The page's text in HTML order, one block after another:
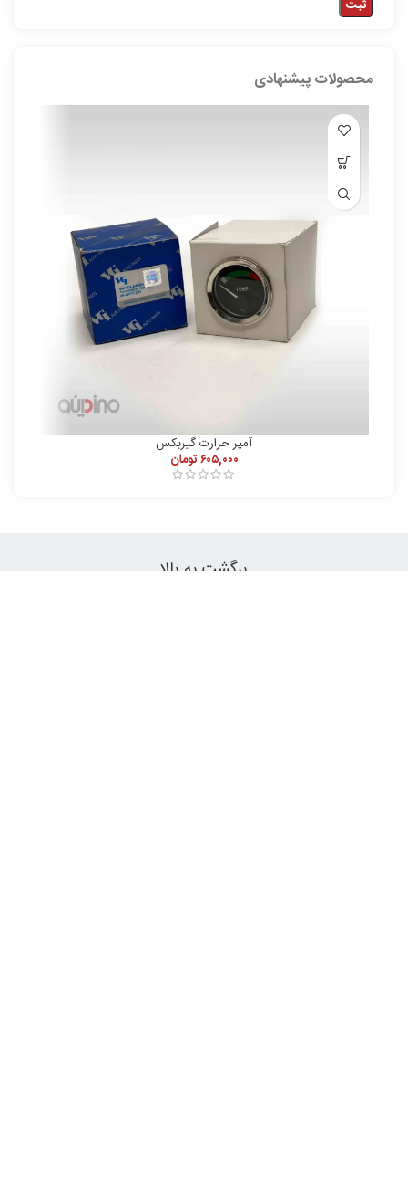
محصولات پیشنهادی
آمپر حرارت گیربکس
۶۰۵,۰۰۰تومان
برگشت به بالا